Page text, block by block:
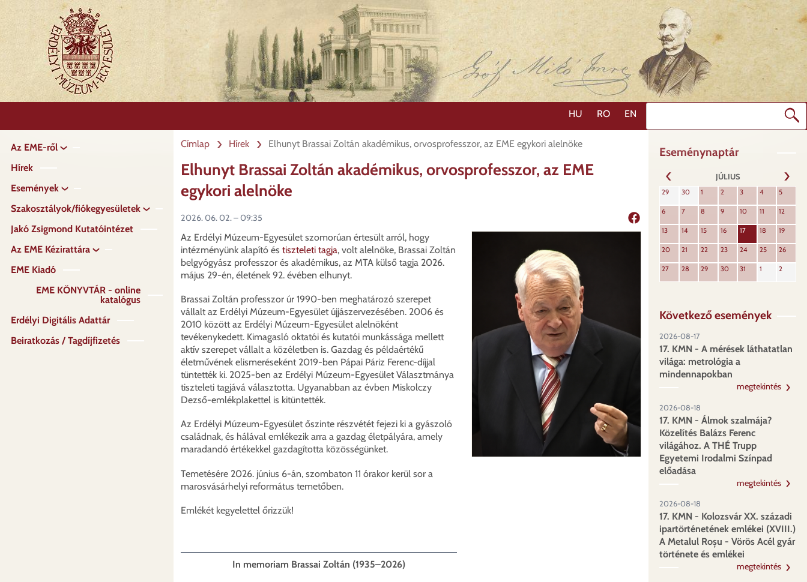
a
tartalomra
HU RO EN
Címlap Hírek Elhunyt Brassai Zoltán akadémikus, orvosprofesszor, az EME egykori alelnöke
Elhunyt Brassai Zoltán akadémikus, orvosprofesszor, az EME
egykori alelnöke
Megosztás
2026. 06. 02. – 09:35
Az Erdélyi Múzeum-Egyesület szomorúan értesült arról, hogy
intézményünk alapító és tiszteleti tagja, volt alelnöke, Brassai Zoltán
belgyógyász professzor és akadémikus, az MTA külső tagja 2026.
május 29-én, életének 92. évében elhunyt.
Brassai Zoltán professzor úr 1990-ben meghatározó szerepet
vállalt az Erdélyi Múzeum-Egyesület újjászervezésében. 2006 és
2010 között az Erdélyi Múzeum-Egyesület alelnöként
tevékenykedett. Kimagasló oktatói és kutatói munkássága mellett
aktív szerepet vállalt a közéletben is. Gazdag és példaértékű
életművének elismeréseként 2019-ben Pápai Páriz Ferenc-díjjal
tüntették ki. 2025-ben az Erdélyi Múzeum-Egyesület Választmánya
tiszteleti tagjává választotta. Ugyanabban az évben Miskolczy
Dezső-emlékplakettel is kitüntették.
Az Erdélyi Múzeum-Egyesület őszinte részvétét fejezi ki a gyászoló
családnak, és hálával emlékezik arra a gazdag életpályára, amely
maradandó értékekkel gazdagította közösségünket.
Temetésére 2026. június 6-án, szombaton 11 órakor kerül sor a
marosvásárhelyi református temetőben.
Emlékét kegyelettel őrizzük!
In memoriam Brassai Zoltán (1935–2026)
Fő
navigáció
Az EME-ről
Hírek
Események
Szakosztályok/fiókegyesületek
Jakó Zsigmond Kutatóintézet
Az EME Kézirattára
EME Kiadó
EME KÖNYVTÁR - online
katalógus
Erdélyi Digitális Adattár
Beiratkozás / Tagdíjfizetés
Eseménynaptár
ELŐZŐ
JÚLIUS
29 30 1 2 3 4 5
6 7 8 9 10 11 12
13 14 15 16 17 18 19
20 21 22 23 24 25 26
27 28 29 30 31 1 2
Következő események
2026-08-17
17. KMN - A mérések láthatatlan
világa: metrológia a
mindennapokban
megtekintés
2026-08-18
17. KMN - Álmok szalmája?
Közelítés Balázs Ferenc
világához. A THÉ Trupp
Egyetemi Irodalmi Színpad
előadása
megtekintés
2026-08-18
17. KMN - Kolozsvár XX. századi
ipartörténetének emlékei (XVIII.)
A Metalul Roșu - Vörös Acél gyár
története és emlékei
megtekintés